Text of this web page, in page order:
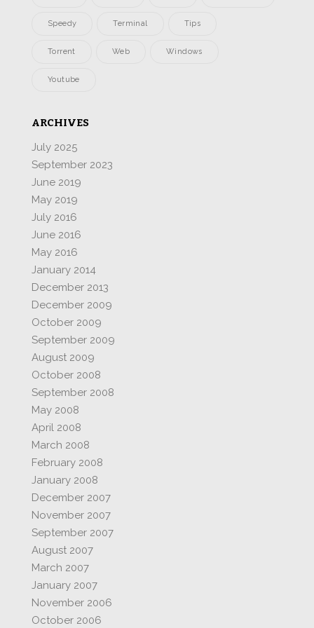
Speedy Terminal Tips
Torrent Web Windows
Youtube
ARCHIVES
July 2025
September 2023
June 2019
May 2019
July 2016
June 2016
May 2016
January 2014
December 2013
December 2009
October 2009
September 2009
August 2009
October 2008
September 2008
May 2008
April 2008
March 2008
February 2008
January 2008
December 2007
November 2007
September 2007
August 2007
March 2007
January 2007
November 2006
October 2006